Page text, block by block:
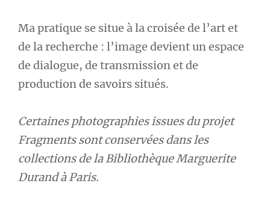
Ma pratique se situe à la croisée de l’art et
de la recherche : l’image devient un espace
de dialogue, de transmission et de
production de savoirs situés.
Certaines photographies issues du projet
Fragments sont conservées dans les
collections de laBibliothèque Marguerite
Durandà Paris.